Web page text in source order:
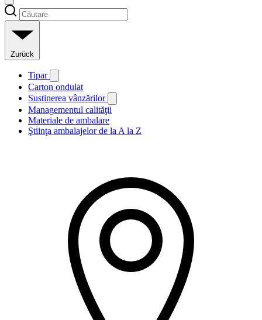
Zurück
Tipar
Carton ondulat
Susținerea vânzărilor
Managementul calităţii
Materiale de ambalare
Ştiinţa ambalajelor de la A la Z